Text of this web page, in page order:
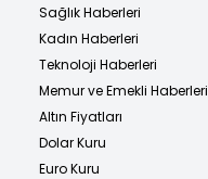
Sağlık Haberleri
Kadın Haberleri
Teknoloji Haberleri
Memur ve Emekli Haberleri
Altın Fiyatları
Dolar Kuru
Euro Kuru